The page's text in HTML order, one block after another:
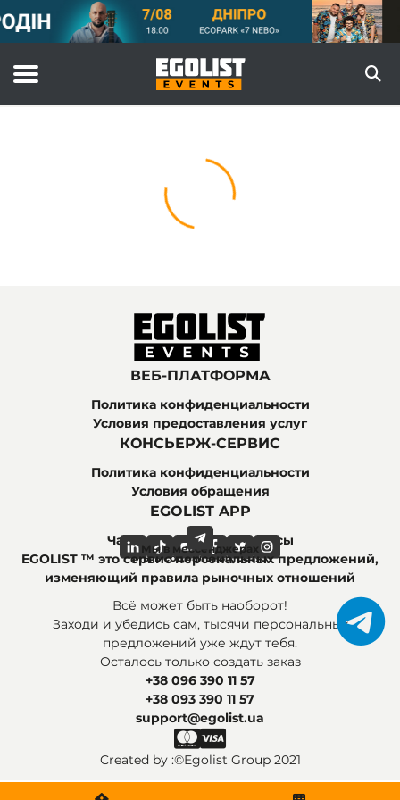
ВЕБ-ПЛАТФОРМА
Политика конфиденциальности
Условия предоставления услуг
КОНСЬЕРЖ-СЕРВИС
Политика конфиденциальности
Условия обращения
EGOLIST APP
Часто задаваемые вопросы
Мы в социальных сетях
Мы в мессенджерах
EGOLIST ™ это сервис персональных предложений,
изменяющий правила рыночных отношений
Всё может быть наоборот!
Заходи и убедись сам, тысячи персональных
предложений уже ждут тебя.
Осталось только создать заказ
+38 096 390 11 57
+38 093 390 11 57
support@egolist.ua
Created by :©Egolist Group 2021